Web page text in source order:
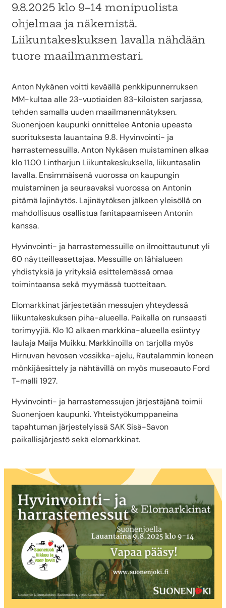
9.8.2025 klo 9–14 monipuolista
ohjelmaa ja näkemistä.
Liikuntakeskuksen lavalla nähdään
tuore maailmanmestari.
Anton Nykänen voitti keväällä penkkipunnerruksen
MM-kultaa alle 23-vuotiaiden 83-kiloisten sarjassa,
tehden samalla uuden maailmanennätyksen.
Suonenjoen kaupunki onnittelee Antonia upeasta
suorituksesta lauantaina 9.8. Hyvinvointi- ja
harrastemessuilla. Anton Nykäsen muistaminen alkaa
klo 11.00 Lintharjun Liikuntakeskuksella, liikuntasalin
lavalla. Ensimmäisenä vuorossa on kaupungin
muistaminen ja seuraavaksi vuorossa on Antonin
pitämä lajinäytös. Lajinäytöksen jälkeen yleisöllä on
mahdollisuus osallistua fanitapaamiseen Antonin
kanssa.
Hyvinvointi- ja harrastemessuille on ilmoittautunut yli
60 näytteilleasettajaa. Messuille on lähialueen
yhdistyksiä ja yrityksiä esittelemässä omaa
toimintaansa sekä myymässä tuotteitaan.
Elomarkkinat järjestetään messujen yhteydessä
liikuntakeskuksen piha-alueella. Paikalla on runsaasti
torimyyjiä. Klo 10 alkaen markkina-alueella esiintyy
laulaja Maija Muikku. Markkinoilla on tarjolla myös
Hirnuvan hevosen vossikka-ajelu, Rautalammin koneen
mönkijäesittely ja nähtävillä on myös museoauto Ford
T-malli 1927.
Hyvinvointi- ja harrastemessujen järjestäjänä toimii
Suonenjoen kaupunki. Yhteistyökumppaneina
tapahtuman järjestelyissä SAK Sisä-Savon
paikallisjärjestö sekä elomarkkinat.